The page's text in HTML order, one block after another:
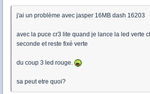
j'ai un problème avec jasper 16MB dash 16203
avec la puce cr3 lite quand je lance la led verte
seconde et reste fixé verte
du coup 3 led rouge.
sa peut etre quoi?